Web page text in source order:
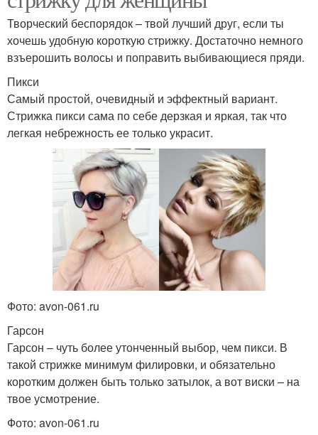
Творческий беспорядок – твой лучший друг, если ты
хочешь удобную короткую стрижку. Достаточно немного
взъерошить волосы и поправить выбивающиеся пряди.
Пикси
Самый простой, очевидный и эффектный вариант.
Стрижка пикси сама по себе дерзкая и яркая, так что
легкая небрежность ее только украсит.
Фото: avon-061.ru
Гарсон
Гарсон – чуть более утонченный выбор, чем пикси. В
такой стрижке минимум филировки, и обязательно
коротким должен быть только затылок, а вот виски – на
твое усмотрение.
Фото: avon-061.ru